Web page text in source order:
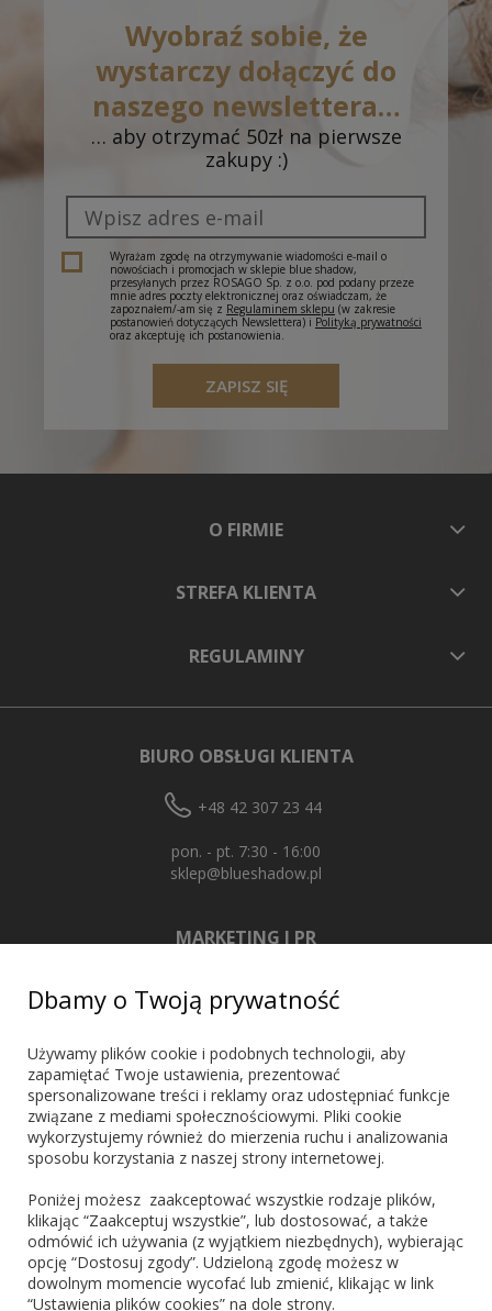
Wyobraź sobie, że
wystarczy dołączyć do
naszego newslettera…
… aby otrzymać 50zł na pierwsze
zakupy :)
Wyrażam zgodę na otrzymywanie wiadomości e-mail o
nowościach i promocjach w sklepie blue shadow,
przesyłanych przez ROSAGO Sp. z o.o. pod podany przeze
mnie adres poczty elektronicznej oraz oświadczam, że
zapoznałem/-am się z Regulaminem sklepu (w zakresie
postanowień dotyczących Newslettera) i Polityką prywatności
oraz akceptuję ich postanowienia.
ZAPISZ SIĘ
O FIRMIE
STREFA KLIENTA
REGULAMINY
BIURO OBSŁUGI KLIENTA
+48 42 307 23 44
pon. - pt. 7:30 - 16:00
sklep@blueshadow.pl
MARKETING I PR
+48 603 721 635
ZNAJDŹ NAS
PŁATNOŚCI
Blik PayPo Visa
Dbamy o Twoją prywatność
Używamy plików cookie i podobnych technologii, aby
zapamiętać Twoje ustawienia, prezentować
spersonalizowane treści i reklamy oraz udostępniać funkcje
związane z mediami społecznościowymi. Pliki cookie
wykorzystujemy również do mierzenia ruchu i analizowania
sposobu korzystania z naszej strony internetowej.
Poniżej możesz zaakceptować wszystkie rodzaje plików,
klikając “Zaakceptuj wszystkie”, lub dostosować, a także
odmówić ich używania (z wyjątkiem niezbędnych), wybierając
opcję “Dostosuj zgody”. Udzieloną zgodę możesz w
dowolnym momencie wycofać lub zmienić, klikając w link
“Ustawienia plików cookies” na dole strony.